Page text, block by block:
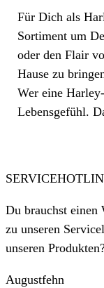
Für Dich als
Sortiment um
oder den Flair
Hause zu
Wer eine
Lebensgefühl.
Du brauchst einen
zu unseren
unseren
Augustfehn